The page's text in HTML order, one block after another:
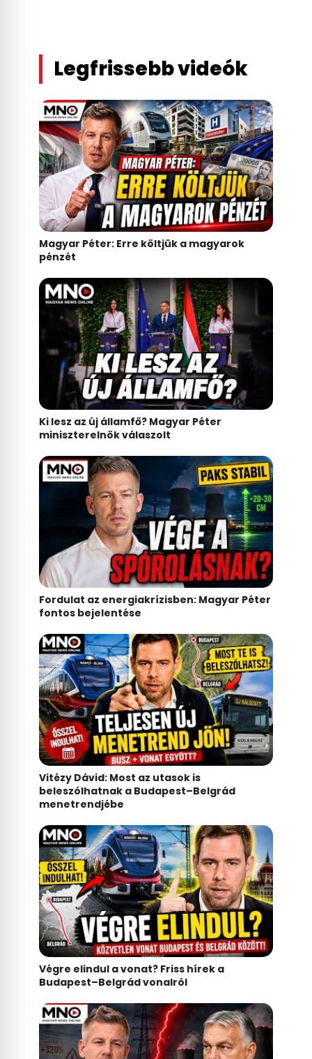
Legfrissebb videók
Magyar Péter: Erre költjük a magyarok
pénzét
Ki lesz az új államfő? Magyar Péter
miniszterelnök válaszolt
Fordulat az energiakrízisben: Magyar Péter
fontos bejelentése
Vitézy Dávid: Most az utasok is
beleszólhatnak a Budapest–Belgrád
menetrendjébe
Végre elindul a vonat? Friss hírek a
Budapest–Belgrád vonalról